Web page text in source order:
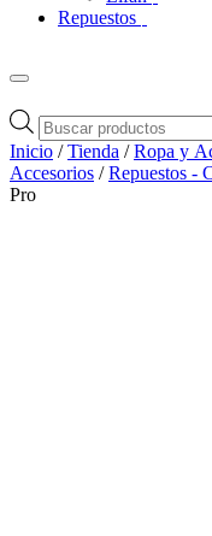
Repuestos
Búsqueda
de
productos
Inicio /Tienda /Ropa y
Accesorios /Repuestos -
Pro